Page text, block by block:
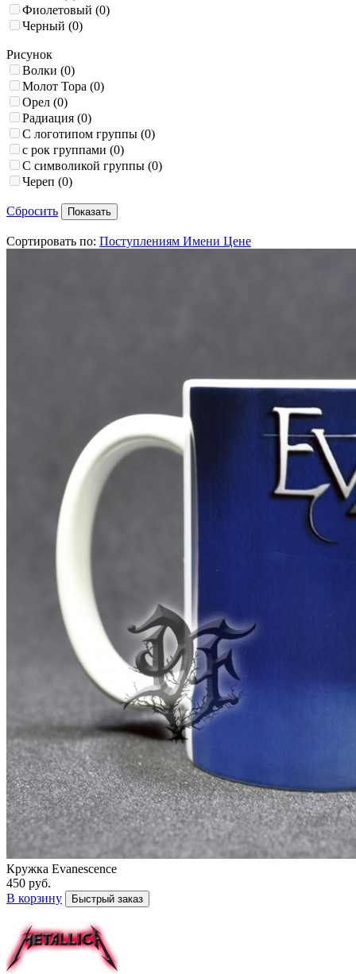
Фиолетовый (0)
Черный (0)
Рисунок
Волки (0)
Молот Тора (0)
Орел (0)
Радиация (0)
С логотипом группы (0)
с рок группами (0)
С символикой группы (0)
Череп (0)
Сбросить
Сортировать по: Поступлениям Имени Цене
Кружка Evanescence
450 руб.
В корзину
Быстрый заказ